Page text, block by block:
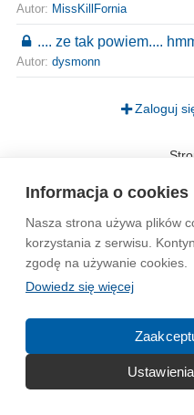
Informacja o cookies
Nasza strona używa plików
korzystania z serwisu.
zgodę na używanie cookies.
Dowiedz się więcej
Autor: MissKillFornia
.... ze tak powiem....
Autor: dysmonn
Zaloguj
Reklama Kontakt